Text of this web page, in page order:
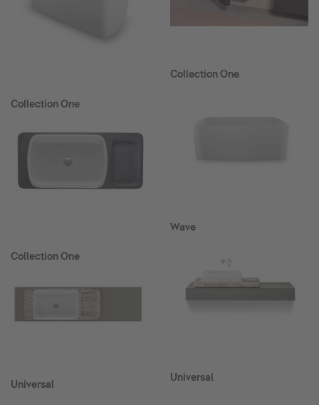
Collection One
Collection One
Universal
Collection One
Wave
Universal